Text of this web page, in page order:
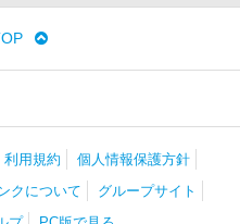
利用規約
個人情報保護方針
クについて
グループサイト